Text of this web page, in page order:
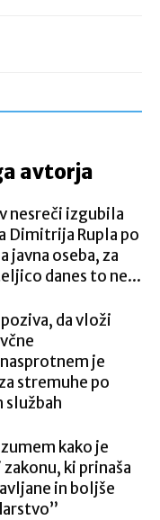
avtorja
nesreči izgubila
Dimitrija Rupla po
oseba, za
danes to ne...
da vloži
je
stremuhe po
službah
kako je
ki prinaša
in boljše